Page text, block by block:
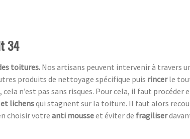
34
toitures. Nos artisans peuvent intervenir à travers
produits de nettoyage spécifique puis rincerle
n’est pas sans risques. Pour cela, il faut procéder e
et lichensqui stagnent sur la toiture. Il faut alors
choisir votre anti mousseet éviter de fragiliser